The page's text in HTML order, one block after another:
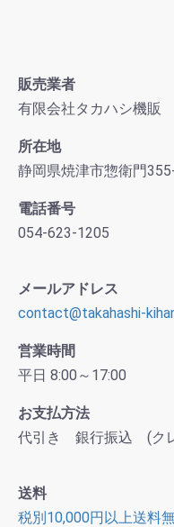
販売業者
有限会社タカハシ機販
所在地
静岡県焼津市惣衛門
電話番号
054-623-1205
メールアドレス
contact@takahashi-
営業時間
平日 8:00～17:00
お支払方法
代引き 銀行振込 (ク
送料
税別10,000円以上送料